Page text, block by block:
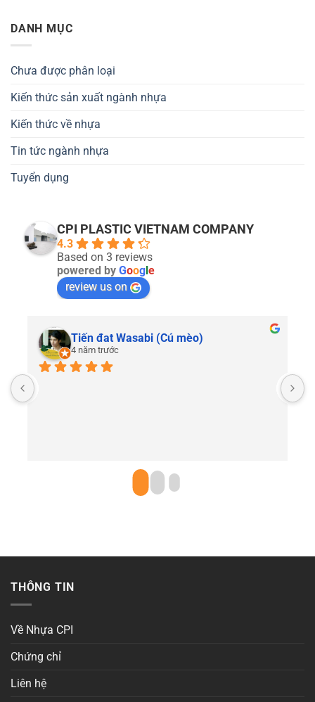
DANH MỤC
Chưa được phân loại
Kiến thức sản xuất ngành nhựa
Kiến thức về nhựa
Tin tức ngành nhựa
Tuyển dụng
CPI PLASTIC VIETNAM COMPANY
4.3
Based on 3 reviews
powered by Goog e
review us on
Tiến đat Wasabi (Cú mèo)
4 năm trước
THÔNG TIN
Về Nhựa CPI
Chứng chỉ
Liên hệ